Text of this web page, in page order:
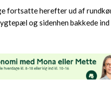
fortsatte herefter ud af
og sidenhen bakkede